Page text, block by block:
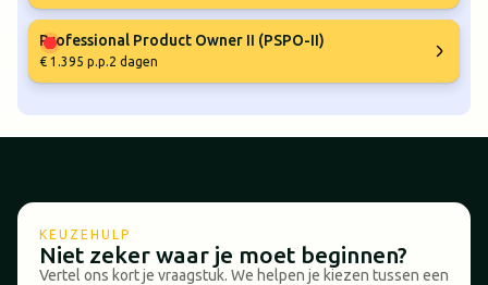
Professional Product Owner II (PSPO-II)
€ 1.395 p.p.2 dagen
KEUZEHULP
Niet zeker waar je moet beginnen?
Vertel ons kort je vraagstuk. We helpen je kiezen tussen een